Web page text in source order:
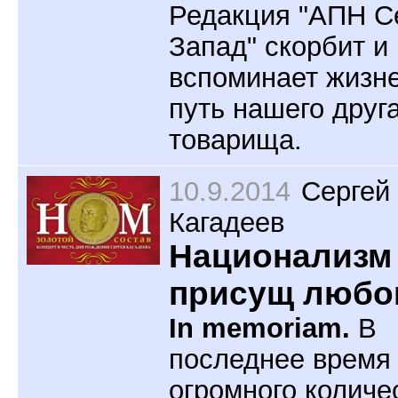
Редакция "АПН
Запад" скорбит и
вспоминает
путь нашего
товарища.
10.9.2014 Сергей
Кагадеев
Национализм
присущ
In memoriam. В
последнее время
огромного